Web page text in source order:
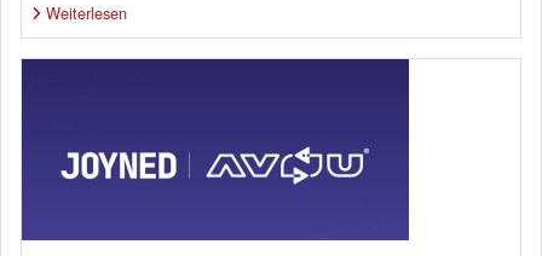
Weiterlesen